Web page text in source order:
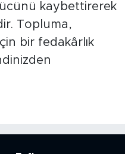
kaybettirerek
Topluma,
bir fedakârlık